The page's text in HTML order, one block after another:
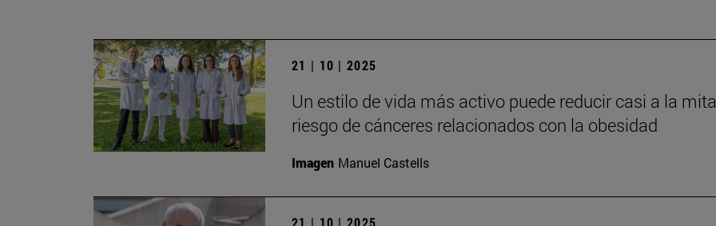
21 | 10 | 2025
Un estilo de vida más activo puede reducir casi a la
riesgo de cánceres relacionados con la obesidad
Imagen Manuel Castells
21 | 10 | 2025